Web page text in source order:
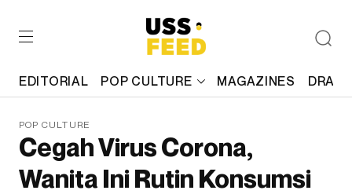
EDITORIAL POP CULTURE MAGAZINES
POP CULTURE
Cegah Virus Corona,
Wanita Ini Rutin Konsumsi